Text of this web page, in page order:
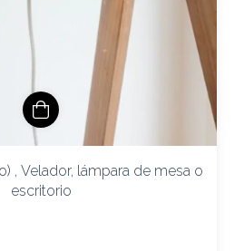
, Velador, lámpara de mesa o
escritorio